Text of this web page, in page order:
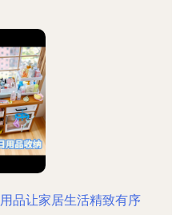
品让家居生活精致有序